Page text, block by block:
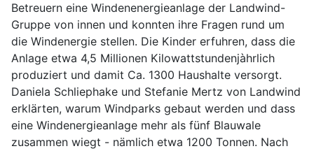
Betreuern eine Windenenergieanlage der Landwind-
Gruppe von innen und konnten ihre Fragen rund um
die Windenergie stellen. Die Kinder erfuhren, dass die
Anlage etwa 4,5 Millionen Kilowattstundenjàhrlich
produziert und damit Ca. 1300 Haushalte versorgt.
Daniela Schliephake und Stefanie Mertz von Landwind
erklärten, warum Windparks gebaut werden und dass
eine Windenergieanlage mehr als fünf Blauwale
zusammen wiegt - nämlich etwa 1200 Tonnen. Nach